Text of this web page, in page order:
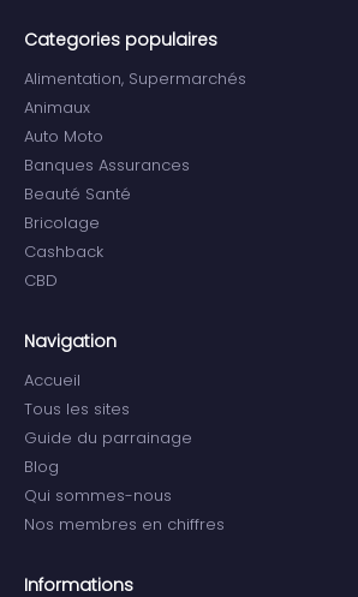
Categories populaires
Alimentation, Supermarchés
Animaux
Auto Moto
Banques Assurances
Beauté Santé
Bricolage
Cashback
CBD
Navigation
Accueil
Tous les sites
Guide du parrainage
Blog
Qui sommes-nous
Nos membres en chiffres
Informations